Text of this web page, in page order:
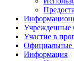
Участие в
Официальные
Информация